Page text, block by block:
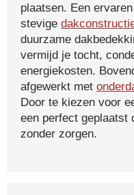
plaatsen. Een
stevige
duurzame
vermijd je tocht,
energiekosten.
afgewerkt met
Door te kiezen voor
een perfect geplaatst
zonder zorgen.